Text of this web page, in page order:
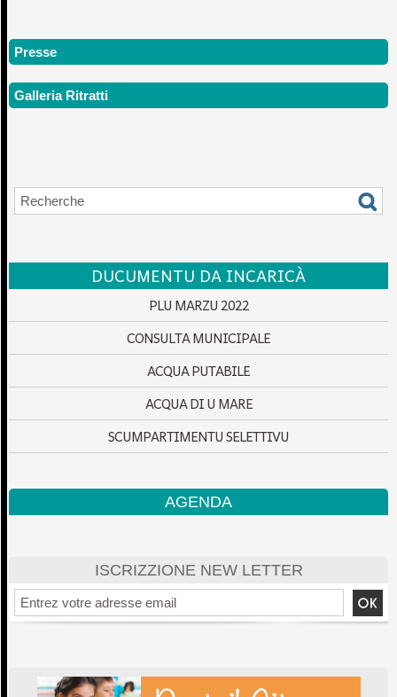
Presse
Galleria Ritratti
DUCUMENTU DA INCARICÀ
PLU MARZU 2022
CONSULTA MUNICIPALE
ACQUA PUTABILE
ACQUA DI U MARE
SCUMPARTIMENTU SELETTIVU
AGENDA
ISCRIZZIONE NEW LETTER